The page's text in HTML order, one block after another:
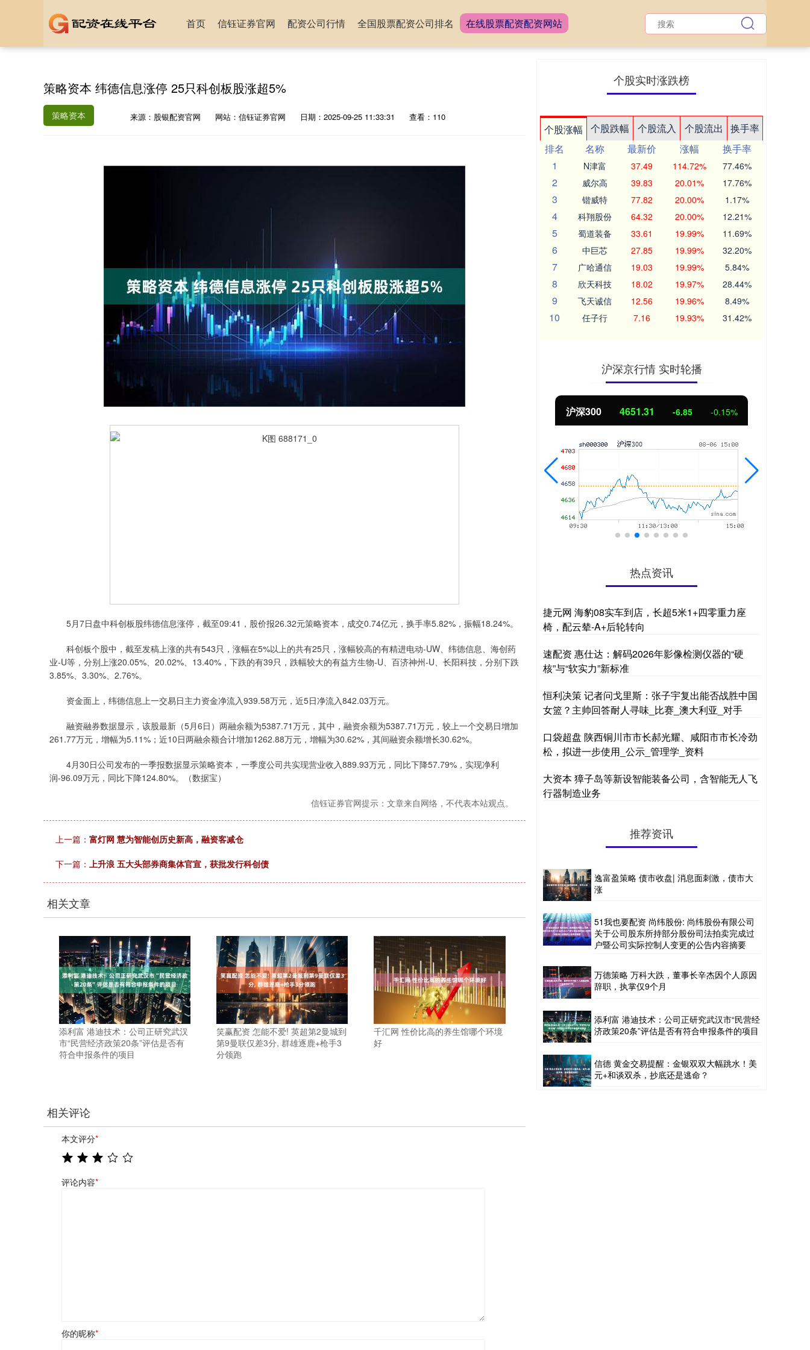
首页 信钰证券官网 配资公司行情 全国股票配资公司排名 在线股票配资配资网站
策略资本 纬德信息涨停 25只科创板股涨超5%
策略资本 来源：股银配资官网 网站：信钰证券官网 日期：2025-09-25 11:33:31 查看：110
5月7日盘中科创板股纬德信息涨停，截至09:41，股价报26.32元策略资本，成交0.74亿元，换手率5.82%，振幅18.24%。
科创板个股中，截至发稿上涨的共有543只，涨幅在5%以上的共有25只，涨幅较高的有精进电动-UW、纬德信息、海创药
业-U等，分别上涨20.05%、20.02%、13.40%，下跌的有39只，跌幅较大的有益方生物-U、百济神州-U、长阳科技，分别下跌
3.85%、3.30%、2.76%。
资金面上，纬德信息上一交易日主力资金净流入939.58万元，近5日净流入842.03万元。
融资融券数据显示，该股最新（5月6日）两融余额为5387.71万元，其中，融资余额为5387.71万元，较上一个交易日增加
261.77万元，增幅为5.11%；近10日两融余额合计增加1262.88万元，增幅为30.62%，其间融资余额增长30.62%。
4月30日公司发布的一季报数据显示策略资本，一季度公司共实现营业收入889.93万元，同比下降57.79%，实现净利
润-96.09万元，同比下降124.80%。（数据宝）
信钰证券官网提示：文章来自网络，不代表本站观点。
上一篇： 富灯网 慧为智能创历史新高，融资客减仓
下一篇： 上升浪 五大头部券商集体官宣，获批发行科创债
相关文章
添利富 港迪技术：公司正研究武汉
市“民营经济政策20条”评估是否有
符合申报条件的项目
笑赢配资 怎能不爱! 英超第2曼城到
第9曼联仅差3分, 群雄逐鹿+枪手3
分领跑
千汇网 性价比高的养生馆哪个环境
好
相关评论
本文评分*
评论内容*
你的昵称*
个股实时涨跌榜
个股涨幅 个股跌幅 个股流入 个股流出
换手率
排名
名称 最新价 涨幅
换手率
1
N津富 37.49 114.72% 77.46%
2 威尔高 39.83 20.01% 17.76%
3 锴威特 77.82 20.00% 1.17%
4 科翔股份 64.32 20.00% 12.21%
5 蜀道装备 33.61 19.99% 11.69%
6 中巨芯 27.85 19.99% 32.20%
7 广哈通信 19.03 19.99% 5.84%
8 欣天科技 18.02 19.97% 28.44%
9 飞天诚信 12.56 19.96% 8.49%
10 任子行 7.16 19.93% 31.42%
沪深京行情 实时轮播
上证指数 3900.35 深证成指 14110.12 沪深300 4651.31 -6.85 -0.15%
热点资讯
捷元网 海豹08实车到店，长超5米1+四零重力座
椅，配云辇-A+后轮转向
速配资 惠仕达：解码2026年影像检测仪器的“硬
核”与“软实力”新标准
恒利决策 记者问戈里斯：张子宇复出能否战胜中国
女篮？主帅回答耐人寻味_比赛_澳大利亚_对手
口袋超盘 陕西铜川市市长郝光耀、咸阳市市长冷劲
松，拟进一步使用_公示_管理学_资料
大资本 獐子岛等新设智能装备公司，含智能无人飞
行器制造业务
推荐资讯
逸富盈策略 债市收盘| 消息面刺激，债市大
涨
51我也要配资 尚纬股份: 尚纬股份有限公司
关于公司股东所持部分股份司法拍卖完成过
户暨公司实际控制人变更的公告内容摘要
万德策略 万科大跌，董事长辛杰因个人原因
辞职，执掌仅9个月
添利富 港迪技术：公司正研究武汉市“民营经
济政策20条”评估是否有符合申报条件的项目
信德 黄金交易提醒：金银双双大幅跳水！美
元+和谈双杀，抄底还是逃命？